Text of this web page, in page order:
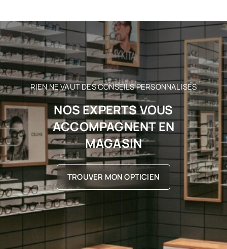
RIEN NE VAUT DES CONSEILS PERSONNALISÉS
NOS EXPERTS VOUS
ACCOMPAGNENT EN
MAGASIN
TROUVER MON OPTICIEN